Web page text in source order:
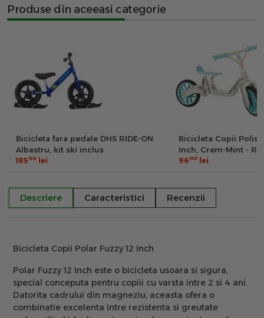
Produse din aceeasi categorie
Bicicleta fara pedale DHS RIDE-ON
Albastru, kit ski inclus
18500 lei
Bicicleta Copii
Inch, Crem-Mint -
9600 lei
Descriere Caracteristici Recenzii
Bicicleta Copii Polar Fuzzy 12 Inch
Polar Fuzzy 12 Inch este o bicicleta usoara si sigura,
special conceputa pentru copiii cu varsta intre 2 si 4 ani.
Datorita cadrului din magneziu, aceasta ofera o
combinatie excelenta intre rezistenta si greutate